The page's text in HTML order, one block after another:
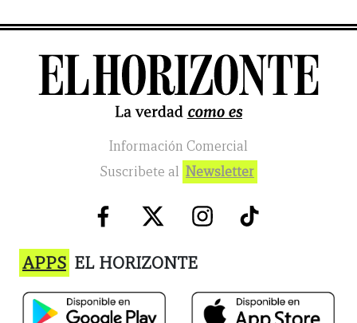
Información Comercial
Suscribete al Newsletter
APPS EL HORIZONTE